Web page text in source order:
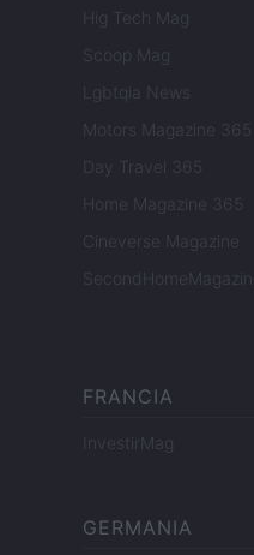
Hig Tech Mag
Scoop Mag
Lgbtqia News
Motors Magazine 365
Day Travel 365
Home Magazine 365
Cineverse Magazine
SecondHomeMagazine
FRANCIA
InvestirMag
GERMANIA